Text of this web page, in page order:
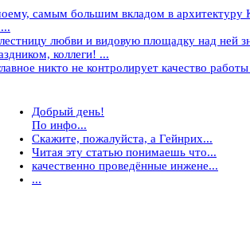
самым большим вкладом в архитектуру
любви и видовую площадку над ней
коллеги! ...
никто не контролирует качество
Добрый день!
По инфо...
Скажите, пожалуйста, а Гейнрих...
Читая эту статью понимаешь что...
качественно проведённые инжене...
...